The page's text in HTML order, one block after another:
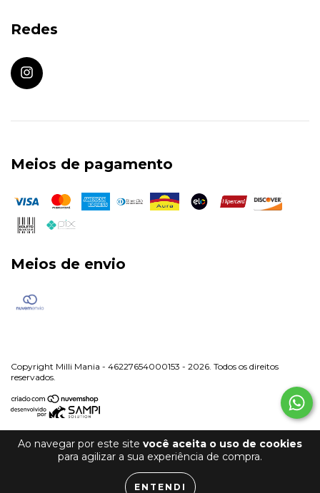
Ao navegar por este site você aceita o uso de cookies
para agilizar a sua experiência de compra.
ENTENDI
Redes
Meios de pagamento
Meios de envio
Copyright Milli Mania - 46227654000153 - 2026. Todos os direitos
reservados.